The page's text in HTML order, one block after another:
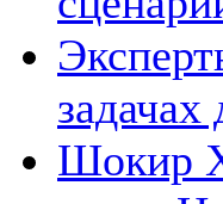
Шокир